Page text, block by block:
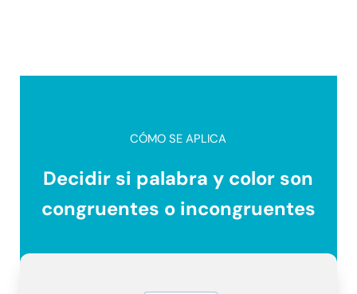
CÓMO SE APLICA
Decidir si palabra y color son
congruentes o incongruentes